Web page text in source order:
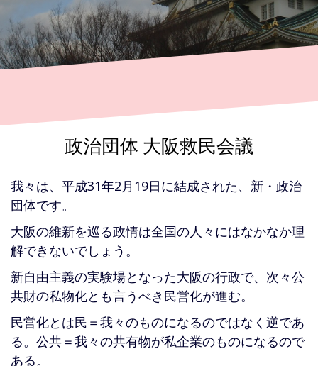
政治団体 大阪救民会議
我々は、平成31年2月19日に結成された、新・政治
団体です。
大阪の維新を巡る政情は全国の人々にはなかなか理
解できないでしょう。
新自由主義の実験場となった大阪の行政で、次々公
共財の私物化とも言うべき民営化が進む。
民営化とは民＝我々のものになるのではなく逆であ
る。公共＝我々の共有物が私企業のものになるので
ある。